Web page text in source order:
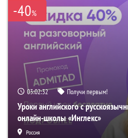
-40%
03:02:31 Получи первым!
Уроки английского с
онлайн-школы «Инглекс»
Россия